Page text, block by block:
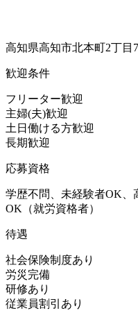
高知県高知市北本町2丁目
歓迎条件
フリーター歓迎
主婦(夫)歓迎
土日働ける方歓迎
長期歓迎
応募資格
学歴不問、未経験者OK、
OK（就労資格者）
待遇
社会保険制度あり
労災完備
研修あり
従業員割引あり